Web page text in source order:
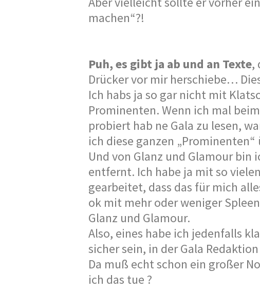
machen“?!
Puh, es gibt ja ab und an Texte,
Drücker vor mir herschiebe…
Ich habs ja so gar nicht mit
Prominenten. Wenn ich mal
probiert hab ne Gala zu lesen,
ich diese ganzen
Und von Glanz und Glamour bin
entfernt. Ich habe ja mit so
gearbeitet, dass das für mich
ok mit mehr oder weniger
Glanz und Glamour.
Also, eines habe ich jedenfalls
sicher sein, in der Gala
Da muß echt schon ein großer
ich das tue ?